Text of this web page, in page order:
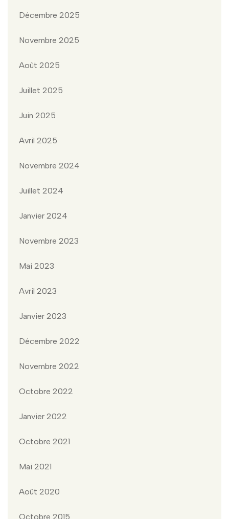
Décembre 2025
Novembre 2025
Août 2025
Juillet 2025
Juin 2025
Avril 2025
Novembre 2024
Juillet 2024
Janvier 2024
Novembre 2023
Mai 2023
Avril 2023
Janvier 2023
Décembre 2022
Novembre 2022
Octobre 2022
Janvier 2022
Octobre 2021
Mai 2021
Août 2020
Octobre 2015